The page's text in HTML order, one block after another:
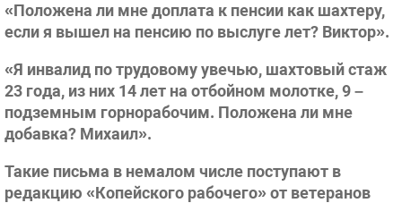
«Положена ли мне доплата к пенсии как шахтеру,
если я вышел на пенсию по выслуге лет? Виктор».
«Я инвалид по трудовому увечью, шахтовый стаж
23 года, из них 14 лет на отбойном молотке, 9 –
подземным горнорабочим. Положена ли мне
добавка? Михаил».
Такие письма в немалом числе поступают в
редакцию «Копейского рабочего» от ветеранов